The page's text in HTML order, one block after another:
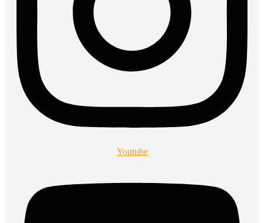
Youtube